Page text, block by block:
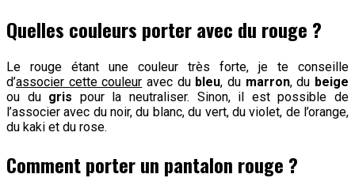
Quelles couleurs porter avec du rouge ?
Le rouge étant une couleur très forte, je te conseille
d’associer cette couleur avec du bleu, du marron, du beige
ou du gris pour la neutraliser. Sinon, il est possible de
l’associer avec du noir, du blanc, du vert, du violet, de l’orange,
du kaki et du rose.
Comment porter un pantalon rouge ?